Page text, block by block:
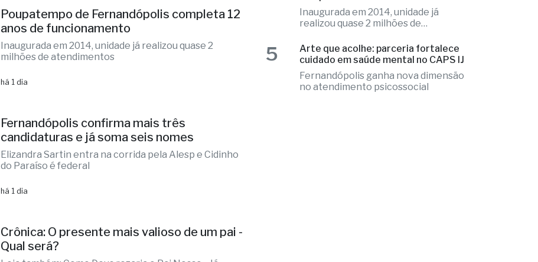
Poupatempo de Fernandópolis completa 12
anos de funcionamento
Inaugurada em 2014, unidade já realizou quase 2
Fernandópolis confirma mais três
candidaturas e já soma seis nomes
Elizandra Sartin entra na corrida pela Alesp e Cidinho
Poupatempo de Fernandópolis
completa 12 anos de funcionamento
Inaugurada em 2014, unidade já
realizou quase 2 milhões de
Arte que acolhe: parceria fortalece
cuidado em saúde mental no CAPS IJ